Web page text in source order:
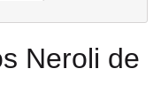
Neroli de